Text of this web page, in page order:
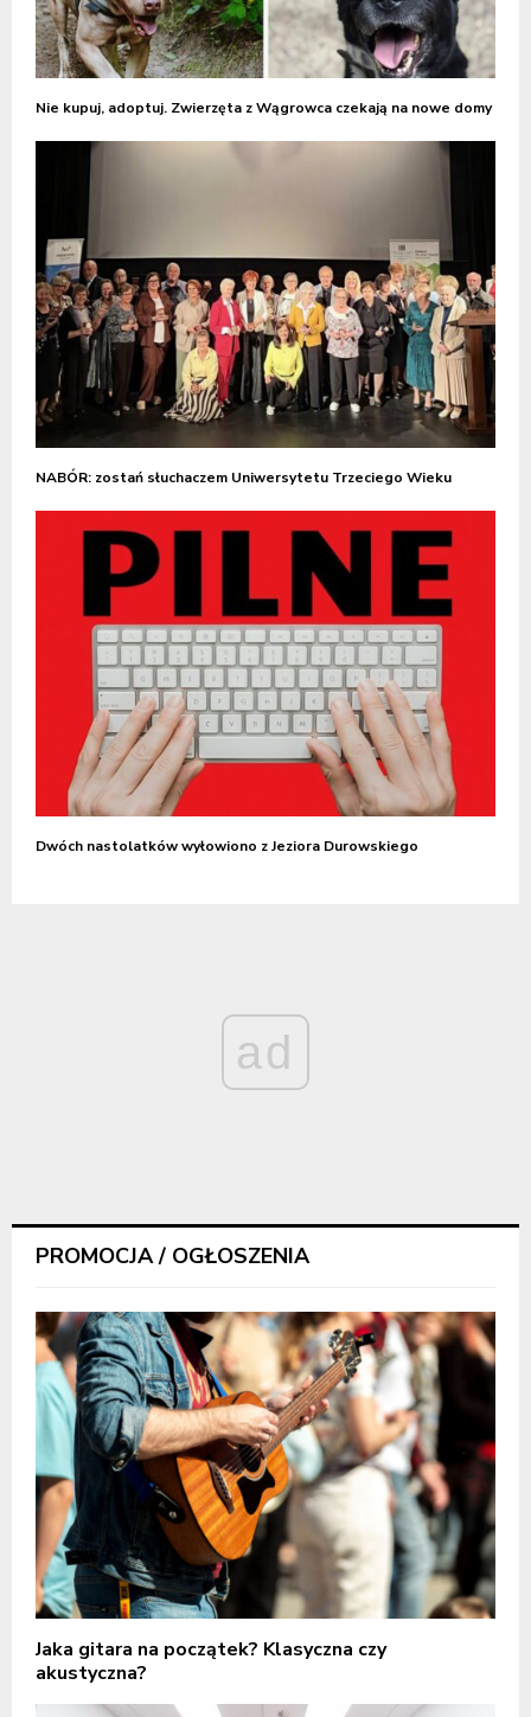
Nie kupuj, adoptuj. Zwierzęta z Wągrowca czekają na nowe domy
NABÓR: zostań słuchaczem Uniwersytetu Trzeciego Wieku
Dwóch nastolatków wyłowiono z Jeziora Durowskiego
ad
PROMOCJA / OGŁOSZENIA
Jaka gitara na początek? Klasyczna czy
akustyczna?